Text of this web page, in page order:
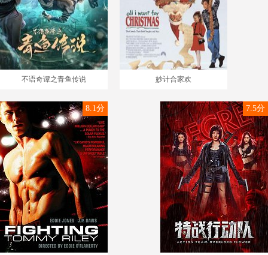
不语奇谭之青鱼传说 妙计合家欢
8.1分 7.5分